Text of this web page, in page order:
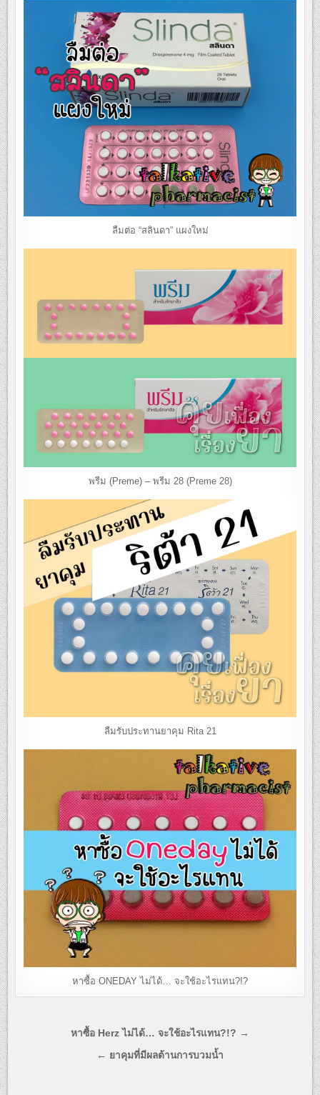
ลืมต่อ “สลินดา” แผงใหม่
พรีม (Preme) – พรีม 28 (Preme 28)
ลืมรับประทานยาคุม Rita 21
หาซื้อ ONEDAY ไม่ได้… จะใช้อะไรแทน?!?
แนะแนวหาซื้อ Herz ไม่ได้… จะใช้อะไรแทน?!? →
← ยาคุมที่มีผลต้านการบวมน้ำ